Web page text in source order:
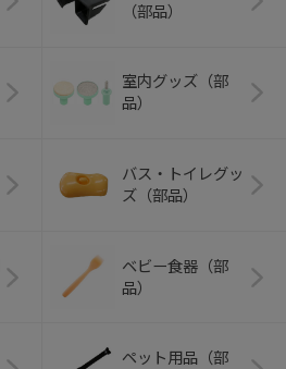
（部品）
室内グッズ（部
品）
バス・トイレグッ
ズ（部品）
ベビー食器（部
品）
ペット用品（部